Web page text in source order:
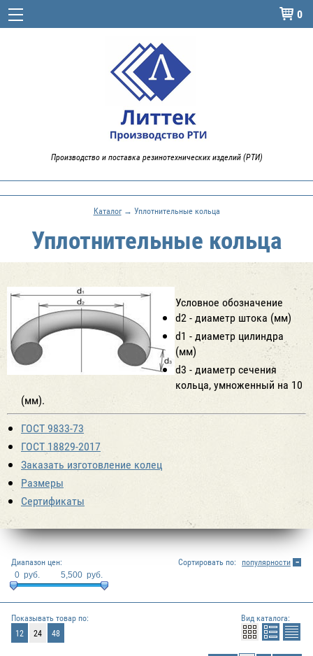
 0
Производство и поставка резинотехнических изделий (РТИ)
Каталог→ Уплотнительные кольца
Уплотнительные кольца
Условное обозначение
d2 - диаметр штока (мм)
d1 - диаметр цилиндра
(мм)
d3 - диаметр сечения
кольца, умноженный на 10
(мм).
ГОСТ 9833-73
ГОСТ 18829-2017
Заказать изготовление колец
Размеры
Сертификаты
Диапазон цен:
0 руб. 5,500 руб.
Сортировать по: популярности
Показывать товар по:
12
24 48
Вид каталога: